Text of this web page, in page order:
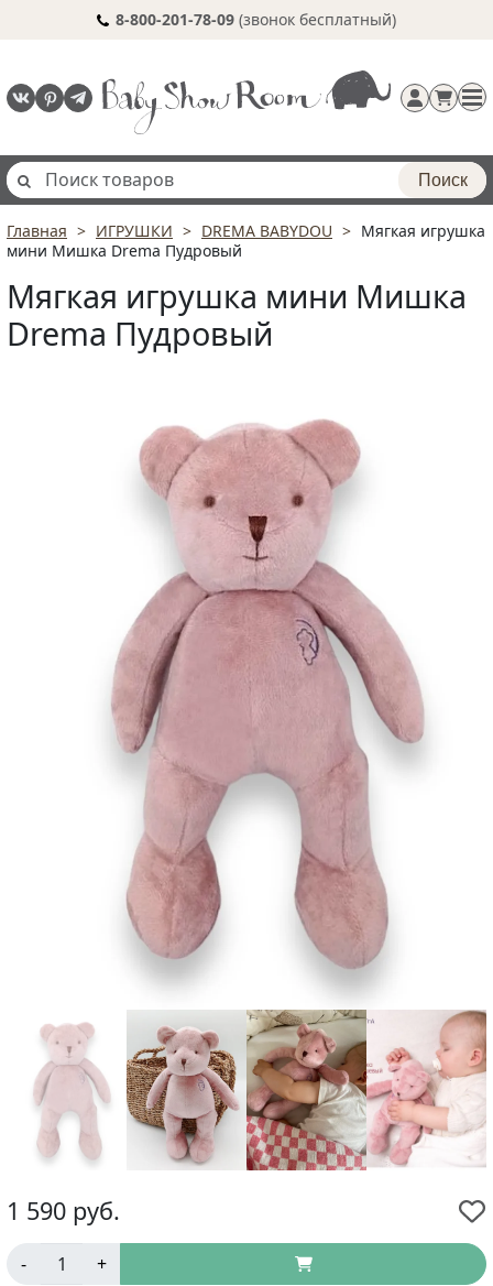
8-800-201-78-09 (звонок бесплатный)
Регистрация
Поиск
Главная ИГРУШКИ DREMA BABYDOU
Мягкая игрушка
мини Мишка Drema Пудровый
Мягкая игрушка мини Мишка
Drema Пудровый
1 590 руб.
-
+